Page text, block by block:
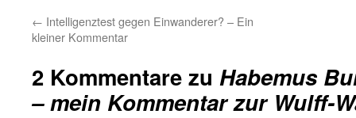
← Intelligenztest gegen Einwanderer? – Ein
kleiner Kommentar
2 Kommentare zu Habemus
– mein Kommentar zur Wulff-